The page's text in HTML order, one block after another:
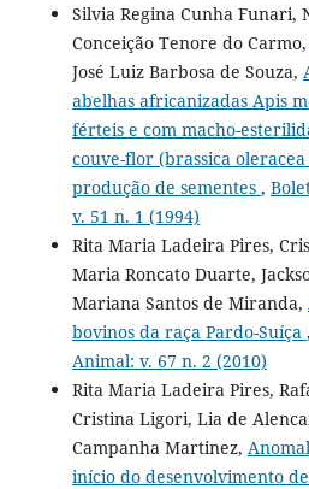
Silvia Regina Cunha Funari,
Conceição Tenore do
José Luiz Barbosa de Souza,
abelhas africanizadas Apis
férteis e com macho-
couve-flor (brassica
produção de sementes ,
v. 51 n. 1 (1994)
Rita Maria Ladeira Pires,
Maria Roncato Duarte,
Mariana Santos de Miranda,
bovinos da raça Pardo-Suíça ,
Animal: v. 67 n. 2 (2010)
Rita Maria Ladeira Pires,
Cristina Ligori, Lia de
Campanha Martinez,
início do desenvolvimento